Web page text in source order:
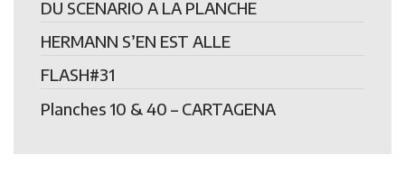
DU SCENARIO A LA PLANCHE
HERMANN S’EN EST ALLE
FLASH#31
Planches 10 & 40 – CARTAGENA